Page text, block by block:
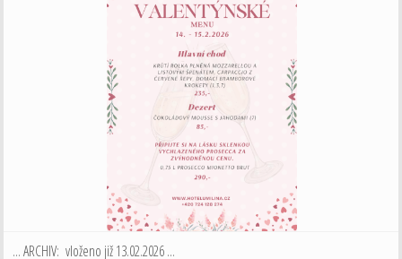
... ARCHIV: vloženo již 13.02.2026 ...